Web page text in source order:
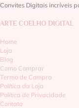
Convites Digitais incríveis
ARTE COELHO DIGITAL
Home
Loja
Blog
Como Comprar
Termo de Compra
Política da Loja
Política de Privacidade
Contato